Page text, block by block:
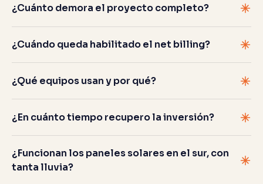
¿Cuánto demora el proyecto completo?
¿Cuándo queda habilitado el net billing?
¿Qué equipos usan y por qué?
¿En cuánto tiempo recupero la inversión?
¿Funcionan los paneles solares en el sur, con
tanta lluvia?